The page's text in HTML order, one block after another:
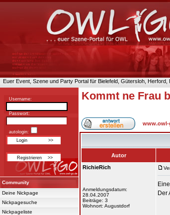
Euer Event, Szene und Party Portal für Bielefeld, Gütersloh,
Username:
Passwort:
autologin:
Community
Deine Nickpage
Nickpagesuche
Nickpageliste
Kommt ne Frau
www.owl-
Autor
RichieRich
Anmeldungsdatum:
28.04.2007
Beiträge: 3
Wohnort: Augustdorf
Der